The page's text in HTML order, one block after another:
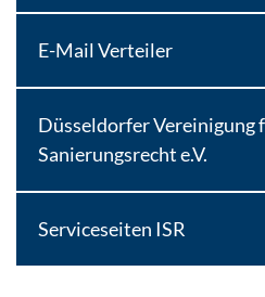
E-Mail Verteiler
Düsseldorfer Vereinigung
Sanierungsrecht e.V.
Serviceseiten ISR